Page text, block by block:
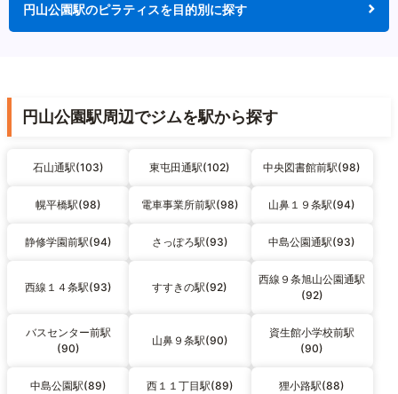
円山公園駅のピラティスを目的別に探す
円山公園駅周辺でジムを駅から探す
石山通駅(103) 東屯田通駅(102) 中央図書館前駅(98)
幌平橋駅(98) 電車事業所前駅(98) 山鼻１９条駅(94)
静修学園前駅(94) さっぽろ駅(93) 中島公園通駅(93)
西線１４条駅(93) すすきの駅(92)
西線９条旭山公園通駅
(92)
バスセンター前駅
(90)
山鼻９条駅(90)
資生館小学校前駅
(90)
中島公園駅(89) 西１１丁目駅(89) 狸小路駅(88)